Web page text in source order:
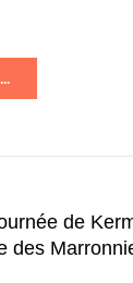
de
des